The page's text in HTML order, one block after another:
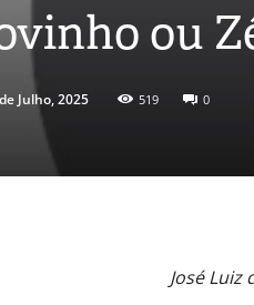
ou
Julho, 2025 519 0
José Luiz